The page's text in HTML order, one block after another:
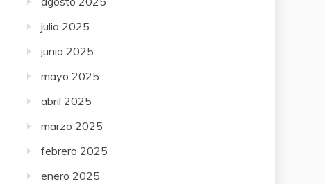
julio 2025
junio 2025
mayo 2025
abril 2025
marzo 2025
febrero 2025
enero 2025